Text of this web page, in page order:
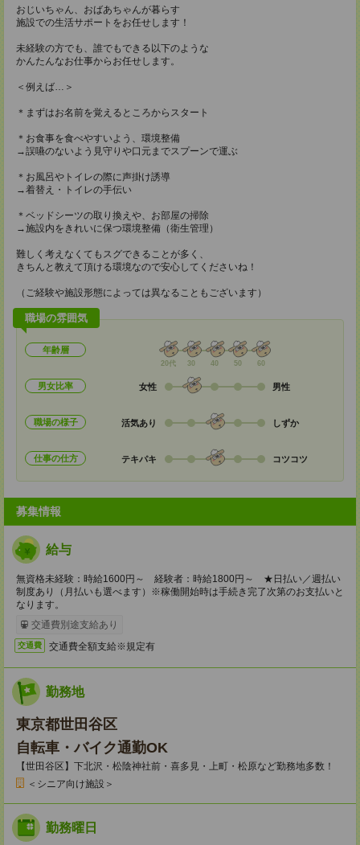
おじいちゃん、おばあちゃんが暮らす
施設での生活サポートをお任せします！
未経験の方でも、誰でもできる以下のような
かんたんなお仕事からお任せします。
＜例えば…＞
＊まずはお名前を覚えるところからスタート
＊お食事を食べやすいよう、環境整備
→誤嚥のないよう見守りや口元までスプーンで運ぶ
＊お風呂やトイレの際に声掛け誘導
→着替え・トイレの手伝い
＊ベッドシーツの取り換えや、お部屋の掃除
→施設内をきれいに保つ環境整備（衛生管理）
難しく考えなくてもスグできることが多く、
きちんと教えて頂ける環境なので安心してくださいね！
（ご経験や施設形態によっては異なることもございます）
職場の雰囲気
年齢層
20代 30 40 50 60
男女比率 女性 男性
職場の様子 活気あり しずか
仕事の仕方 テキパキ コツコツ
募集情報
給与
無資格未経験：時給1600円～ 経験者：時給1800円～ ★日払い／週払い
制度あり（月払いも選べます）※稼働開始時は手続き完了次第のお支払いと
なります。
交通費別途支給あり
交通費 交通費全額支給※規定有
勤務地
東京都世田谷区
自転車・バイク通勤OK
【世田谷区】下北沢・松陰神社前・喜多見・上町・松原など勤務地多数！
＜シニア向け施設＞
勤務曜日